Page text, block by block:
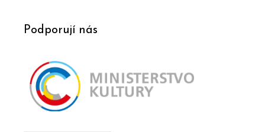
Podporují nás